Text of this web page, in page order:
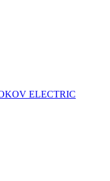
ELECTRIC